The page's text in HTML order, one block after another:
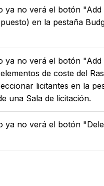
ya no verá el botón
en la pestaña
ya no verá el botón
de coste del
licitantes en la
una Sala de licitación.
ya no verá el botón